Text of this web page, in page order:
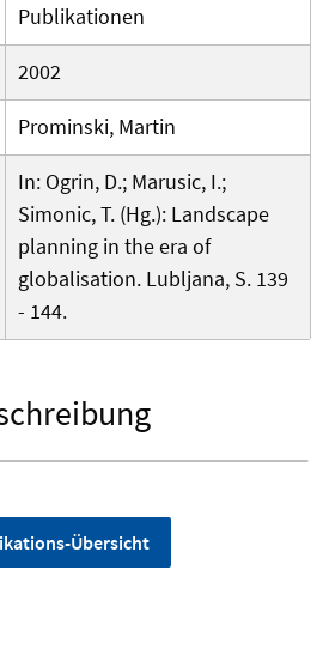
Publikationen
2002
Prominski, Martin
In: Ogrin, D.; Marusic, I.;
Simonic, T. (Hg.): Landscape
planning in the era of
globalisation. Lubljana, S. 139
- 144.
Übersicht